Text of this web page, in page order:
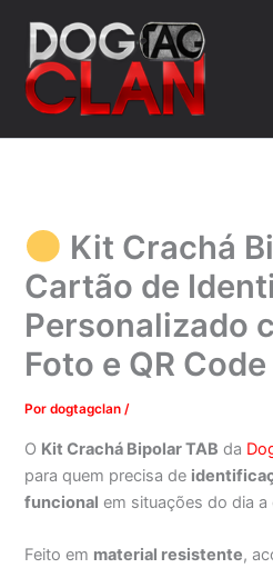
para
conteúdo
Kit Crachá
Cartão de
Personalizado
Foto e QR Code
Pordogtagclan/
O Kit Crachá Bipolar TAB da
para quem precisa de
funcional em situações do dia a
Feito em material resistente,